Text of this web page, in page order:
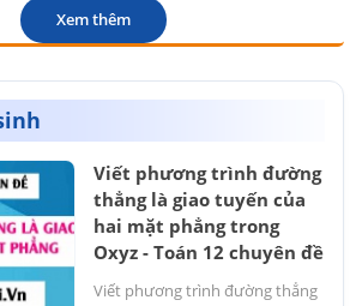
Xem thêm
Viết phương trình đường
thẳng là giao tuyến của
hai mặt phẳng trong
Oxyz - Toán 12 chuyên đề
Viết phương trình đường thẳng